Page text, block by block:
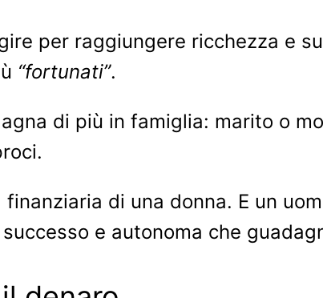
per raggiungere ricchezza e
“fortunati”.
di più in famiglia: marito o
di una donna. E un
e autonoma che